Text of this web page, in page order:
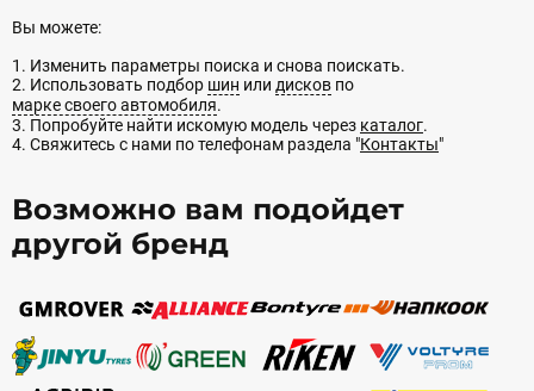
Вы можете:
1. Изменить параметры поиска и снова поискать.
2. Использовать подбор шин или дисков по
марке своего автомобиля.
3. Попробуйте найти искомую модель через каталог.
4. Свяжитесь с нами по телефонам раздела "Контакты"
Возможно вам подойдет
другой бренд